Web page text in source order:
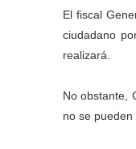
El fiscal
ciudadano
realizará.
No obstante,
no se pueden